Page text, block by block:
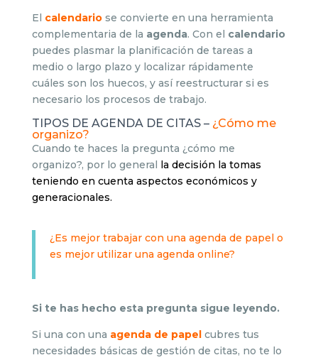
El calendariose convierte en una herramienta
complementaria de la agenda. Con el calendario
puedes plasmar la planificación de tareas a
medio o largo plazo y localizar rápidamente
cuáles son los huecos, y así reestructurar si es
necesario los procesos de trabajo.
TIPOS DE AGENDA DE CITAS – ¿Cómo me
organizo?
Cuando te haces la pregunta ¿cómo me
organizo?, por lo general la decisión la tomas
teniendo en cuenta aspectos económicos y
generacionales.
¿Es mejor trabajar con una agenda de papel o
es mejor utilizar una agenda online?
Si te has hecho esta pregunta sigue leyendo.
Si una con una agenda de papelcubres tus
necesidades básicas de gestión de citas, no te lo